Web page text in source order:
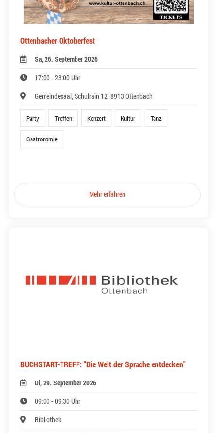
Ottenbacher Oktoberfest
Sa, 26. September 2026
17:00 - 23:00 Uhr
Gemeindesaal, Schulrain 12, 8913 Ottenbach
Party Treffen Konzert Kultur Tanz
Gastronomie
Mehr erfahren
BUCHSTART-TREFF: "Die Welt der Sprache entdecken"
Di, 29. September 2026
09:00 - 09:30 Uhr
Bibliothek